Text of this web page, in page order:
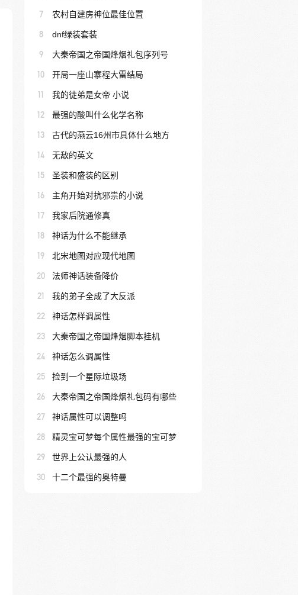
7 农村自建房神位最佳位置
8 dnf绿装套装
9 大秦帝国之帝国烽烟礼包序列号
10 开局一座山寨程大雷结局
11 我的徒弟是女帝 小说
12 最强的酸叫什么化学名称
13 古代的燕云16州市具体什么地方
14 无敌的英文
15 圣装和盛装的区别
16 主角开始对抗邪祟的小说
17 我家后院通修真
18 神话为什么不能继承
19 北宋地图对应现代地图
20 法师神话装备降价
21 我的弟子全成了大反派
22 神话怎样调属性
23 大秦帝国之帝国烽烟脚本挂机
24 神话怎么调属性
25 捡到一个星际垃圾场
26 大秦帝国之帝国烽烟礼包码有哪些
27 神话属性可以调整吗
28 精灵宝可梦每个属性最强的宝可梦
29 世界上公认最强的人
30 十二个最强的奥特曼